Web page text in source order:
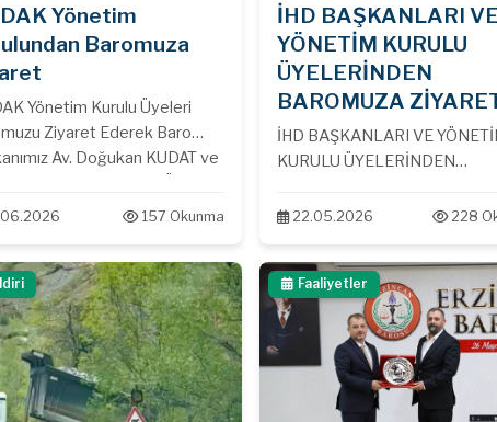
Yönetim
Baromuza
Yönetim Kurulu Üyeleri
Ziyaret Ederek Baro
Av. Doğukan KUDAT ve
Gerçekleştirdiler.157 Okunma
İHD BAŞKANLARI VE
YÖNETİM KURULU
ÜYELERİNDEN
BAROMUZA
İHD BAŞKANLARI VE
KURULU ÜYELERİNDEN
22.05.2026 228
Faaliyetler